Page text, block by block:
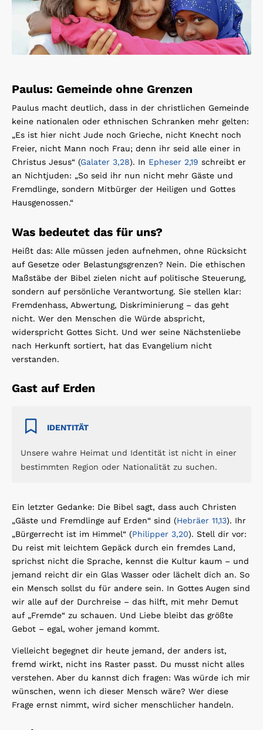
Paulus: Gemeinde ohne Grenzen
Paulus macht deutlich, dass in der christlichen Gemeinde
keine nationalen oder ethnischen Schranken mehr gelten:
„Es ist hier nicht Jude noch Grieche, nicht Knecht noch
Freier, nicht Mann noch Frau; denn ihr seid alle einer in
Christus Jesus“ (Galater 3,28). In Epheser 2,19 schreibt er
an Nichtjuden: „So seid ihr nun nicht mehr Gäste und
Fremdlinge, sondern Mitbürger der Heiligen und Gottes
Hausgenossen.“
Was bedeutet das für uns?
Heißt das: Alle müssen jeden aufnehmen, ohne Rücksicht
auf Gesetze oder Belastungsgrenzen? Nein. Die ethischen
Maßstäbe der Bibel zielen nicht auf politische Steuerung,
sondern auf persönliche Verantwortung. Sie stellen klar:
Fremdenhass, Abwertung, Diskriminierung – das geht
nicht. Wer den Menschen die Würde abspricht,
widerspricht Gottes Sicht. Und wer seine Nächstenliebe
nach Herkunft sortiert, hat das Evangelium nicht
verstanden.
Gast auf Erden
IDENTITÄT
Unsere wahre Heimat und Identität ist nicht in einer
bestimmten Region oder Nationalität zu suchen.
Ein letzter Gedanke: Die Bibel sagt, dass auch Christen
„Gäste und Fremdlinge auf Erden“ sind (Hebräer 11,13). Ihr
„Bürgerrecht ist im Himmel“ (Philipper 3,20). Stell dir vor:
Du reist mit leichtem Gepäck durch ein fremdes Land,
sprichst nicht die Sprache, kennst die Kultur kaum – und
jemand reicht dir ein Glas Wasser oder lächelt dich an. So
ein Mensch sollst du für andere sein. In Gottes Augen sind
wir alle auf der Durchreise – das hilft, mit mehr Demut
auf „Fremde“ zu schauen. Und Liebe bleibt das größte
Gebot – egal, woher jemand kommt.
Vielleicht begegnet dir heute jemand, der anders ist,
fremd wirkt, nicht ins Raster passt. Du musst nicht alles
verstehen. Aber du kannst dich fragen: Was würde ich mir
wünschen, wenn ich dieser Mensch wäre? Wer diese
Frage ernst nimmt, wird sicher menschlicher handeln.